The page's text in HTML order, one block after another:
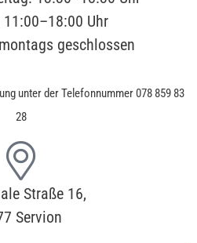
Uhr
geschlossen
unter der Telefonnummer 078 859 83
28
Straße 16,
Servion